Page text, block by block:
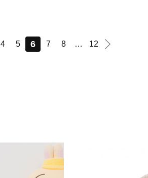
4 5 6 7 8 … 12